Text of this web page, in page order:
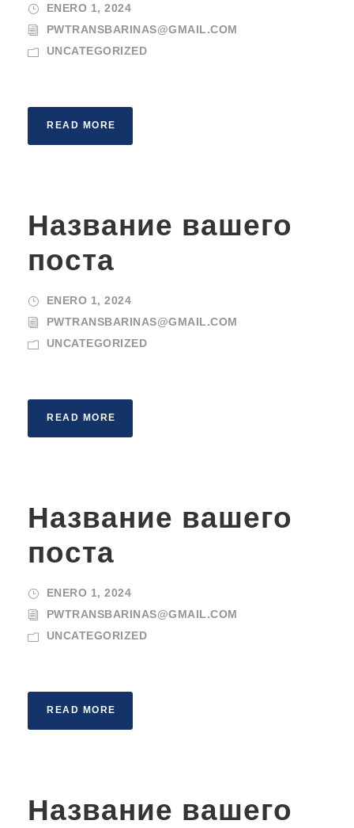
ENERO 1, 2024
PWTRANSBARINAS@GMAIL.COM
UNCATEGORIZED
READ MORE
Название вашего
поста
ENERO 1, 2024
PWTRANSBARINAS@GMAIL.COM
UNCATEGORIZED
READ MORE
Название вашего
поста
ENERO 1, 2024
PWTRANSBARINAS@GMAIL.COM
UNCATEGORIZED
READ MORE
Название вашего